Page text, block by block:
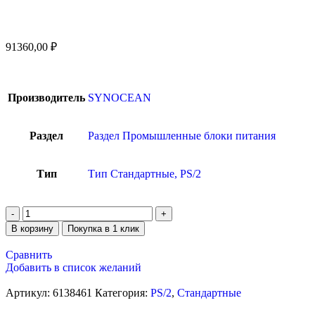
91360,00 ₽
Производитель SYNOCEAN
Раздел Раздел Промышленные блоки питания
Тип Тип Стандартные, PS/2
В корзину Покупка в 1 клик
Сравнить
Добавить в список желаний
Артикул: 6138461 Категория: PS/2, Стандартные